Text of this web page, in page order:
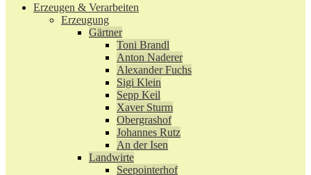
Erzeugen & Verarbeiten
Erzeugung
Gärtner
Toni Brandl
Anton Naderer
Alexander Fuchs
Sigi Klein
Sepp Keil
Xaver Sturm
Obergrashof
Johannes Rutz
An der Isen
Landwirte
Seepointerhof